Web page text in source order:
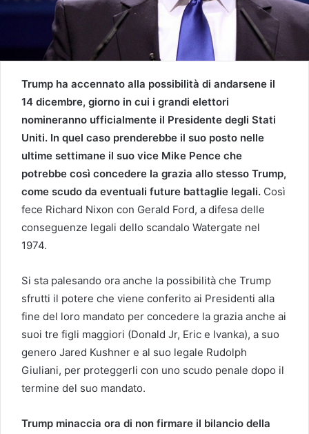
Trump ha accennato alla possibilità di andarsene il
14 dicembre, giorno in cui i grandi elettori
nomineranno ufficialmente il Presidente degli Stati
Uniti. In quel caso prenderebbe il suo posto nelle
ultime settimane il suo vice Mike Pence che
potrebbe così concedere la grazia allo stesso Trump,
come scudo da eventuali future battaglie legali. Così
fece Richard Nixon con Gerald Ford, a difesa delle
conseguenze legali dello scandalo Watergate nel
1974.
Si sta palesando ora anche la possibilità che Trump
sfrutti il potere che viene conferito ai Presidenti alla
fine del loro mandato per concedere la grazia anche ai
suoi tre figli maggiori (Donald Jr, Eric e Ivanka), a suo
genero Jared Kushner e al suo legale Rudolph
Giuliani, per proteggerli con uno scudo penale dopo il
termine del suo mandato.
Trump minaccia ora di non firmare il bilancio della